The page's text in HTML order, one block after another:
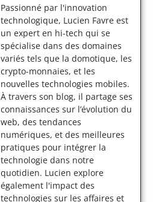
Passionné par l'innovation
technologique, Lucien Favre est
un expert en hi-tech qui se
spécialise dans des domaines
variés tels que la domotique, les
crypto-monnaies, et les
nouvelles technologies mobiles.
À travers son blog, il partage ses
connaissances sur l’évolution du
web, des tendances
numériques, et des meilleures
pratiques pour intégrer la
technologie dans notre
quotidien. Lucien explore
également l'impact des
technologies sur les affaires et